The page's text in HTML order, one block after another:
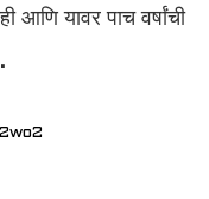
आणि यावर पाच वर्षांची